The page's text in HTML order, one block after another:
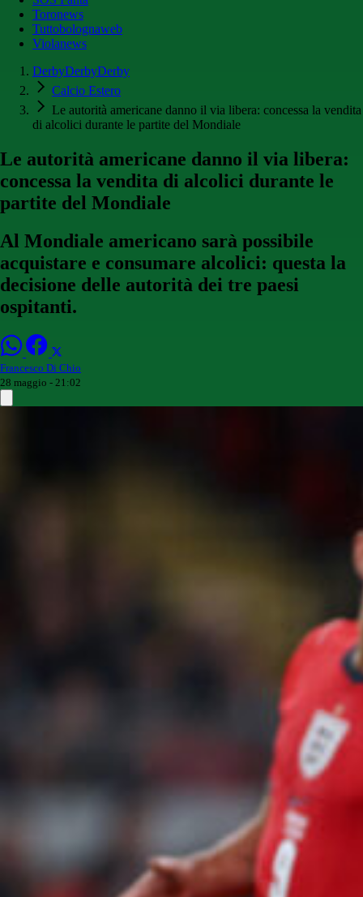
Toronews
Tuttobolognaweb
Violanews
DerbyDerbyDerby
Calcio Estero
Le autorità americane danno il via libera: concessa la vendita
di alcolici durante le partite del Mondiale
Le autorità americane danno il via libera:
concessa la vendita di alcolici durante le
partite del Mondiale
Al Mondiale americano sarà possibile
acquistare e consumare alcolici: questa la
decisione delle autorità dei tre paesi
ospitanti.
Francesco Di Chio
28 maggio - 21:02